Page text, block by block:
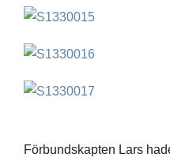
Förbundskapten Lars